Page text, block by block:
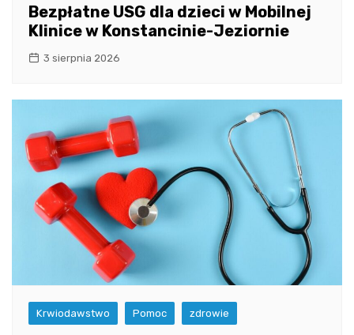
Bezpłatne USG dla dzieci w Mobilnej
Klinice w Konstancinie-Jeziornie
3 sierpnia 2026
Krwiodawstwo Pomoc zdrowie